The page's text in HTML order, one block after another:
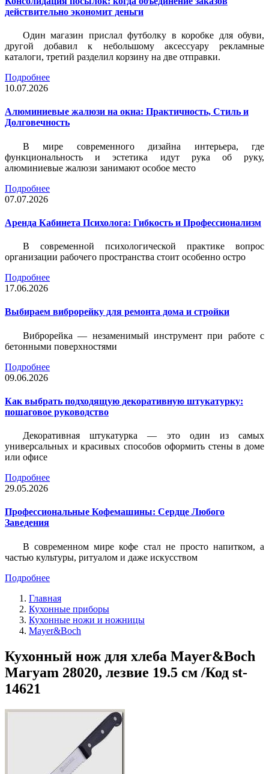
действительно экономит деньги
Один магазин прислал футболку в коробке для обуви,
другой добавил к небольшому аксессуару рекламные
каталоги, третий разделил корзину на две отправки.
Подробнее
10.07.2026
Алюминиевые жалюзи на окна: Практичность, Стиль и
Долговечность
В мире современного дизайна интерьера, где
функциональность и эстетика идут рука об руку,
алюминиевые жалюзи занимают особое место
Подробнее
07.07.2026
Аренда Кабинета Психолога: Гибкость и Профессионализм
В современной психологической практике вопрос
организации рабочего пространства стоит особенно остро
Подробнее
17.06.2026
Выбираем виброрейку для ремонта дома и стройки
Виброрейка — незаменимый инструмент при работе с
бетонными поверхностями
Подробнее
09.06.2026
Как выбрать подходящую декоративную штукатурку:
пошаговое руководство
Декоративная штукатурка — это один из самых
универсальных и красивых способов оформить стены в доме
или офисе
Подробнее
29.05.2026
Профессиональные Кофемашины: Сердце Любого
Заведения
В современном мире кофе стал не просто напитком, а
частью культуры, ритуалом и даже искусством
Подробнее
Главная
Кухонные приборы
Кухонные ножи и ножницы
Mayer&Boch
Кухонный нож для хлеба Mayer&Boch
Maryam 28020, лезвие 19.5 см /Код st-
14621